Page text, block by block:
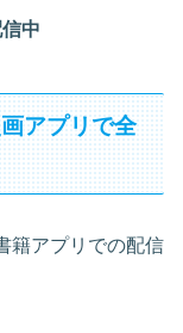
中
アプリで全
籍アプリでの配信